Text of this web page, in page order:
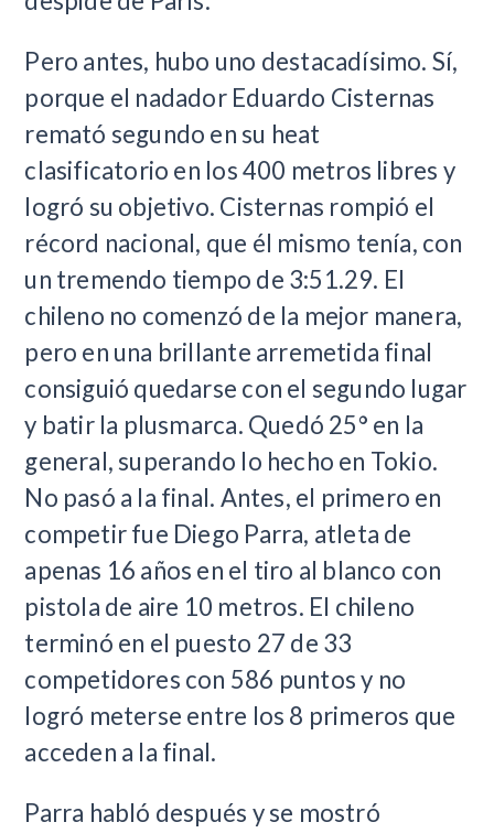
Pero antes, hubo uno destacadísimo. Sí,
porque el nadador Eduardo Cisternas
remató segundo en su heat
clasificatorio en los 400 metros libres y
logró su objetivo. Cisternas rompió el
récord nacional, que él mismo tenía, con
un tremendo tiempo de 3:51.29. El
chileno no comenzó de la mejor manera,
pero en una brillante arremetida final
consiguió quedarse con el segundo lugar
y batir la plusmarca. Quedó 25° en la
general, superando lo hecho en Tokio.
No pasó a la final. Antes, el primero en
competir fue Diego Parra, atleta de
apenas 16 años en el tiro al blanco con
pistola de aire 10 metros. El chileno
terminó en el puesto 27 de 33
competidores con 586 puntos y no
logró meterse entre los 8 primeros que
acceden a la final.
Parra habló después y se mostró